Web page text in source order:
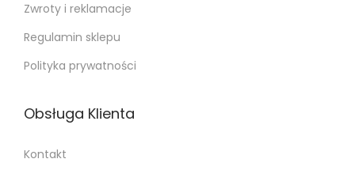
Zwroty i reklamacje
Regulamin sklepu
Polityka prywatności
Obsługa Klienta
Kontakt